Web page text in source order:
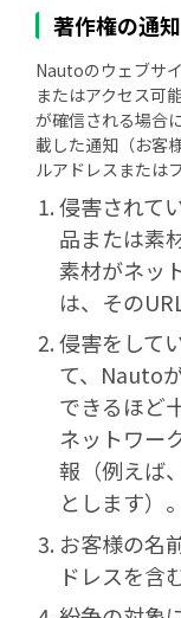
著作権の通知
Nautoのウェブサ
またはアクセス可
が確信される場合
載した通知（お客
ルアドレスまたは
侵害されて
品または素
素材がネッ
は、その
侵害をして
て、Nauto
できるほど
ネットワー
報（例えば
とします）。
お客様の名
ドレスを含